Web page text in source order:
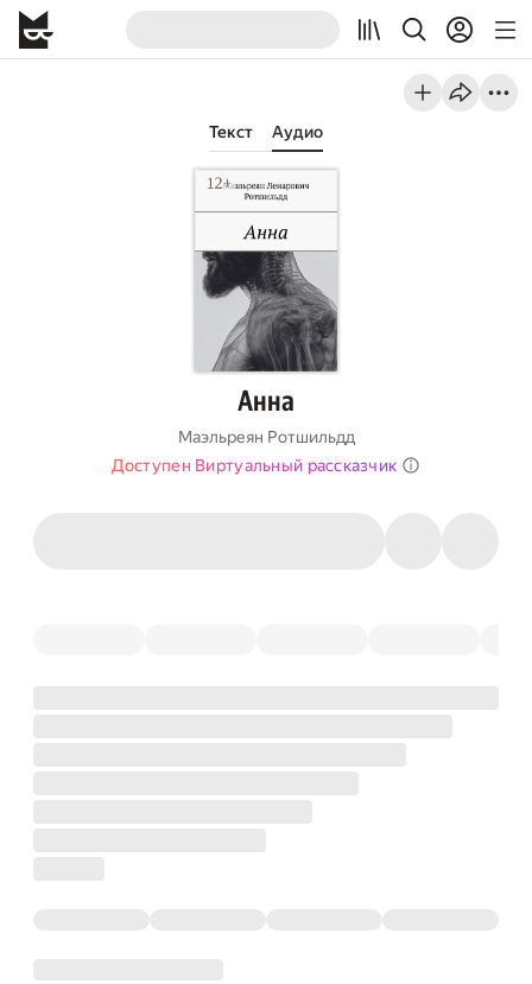
Текст Аудио
Анна
Маэльреян Ротшильдд
Доступен Виртуальный рассказчик